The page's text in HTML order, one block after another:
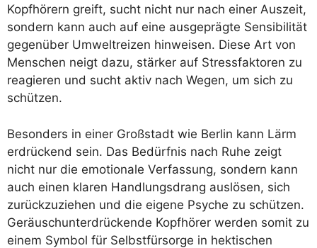
Kopfhörern greift, sucht nicht nur nach einer Auszeit,
sondern kann auch auf eine ausgeprägte Sensibilität
gegenüber Umweltreizen hinweisen. Diese Art von
Menschen neigt dazu, stärker auf Stressfaktoren zu
reagieren und sucht aktiv nach Wegen, um sich zu
schützen.
Besonders in einer Großstadt wie Berlin kann Lärm
erdrückend sein. Das Bedürfnis nach Ruhe zeigt
nicht nur die emotionale Verfassung, sondern kann
auch einen klaren Handlungsdrang auslösen, sich
zurückzuziehen und die eigene Psyche zu schützen.
Geräuschunterdrückende Kopfhörer werden somit zu
einem Symbol für Selbstfürsorge in hektischen